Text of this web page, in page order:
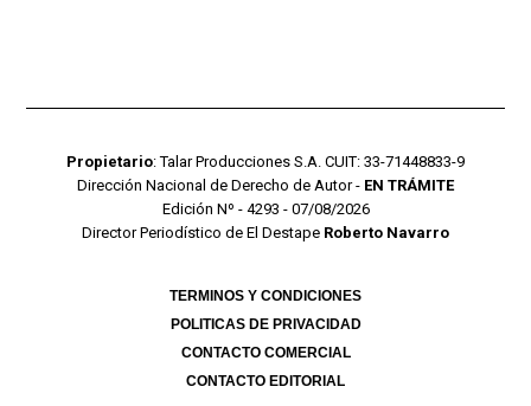
Propietario: Talar Producciones S.A. CUIT: 33-71448833-9
Dirección Nacional de Derecho de Autor - EN TRÁMITE
Edición Nº - 4293 - 07/08/2026
Director Periodístico de El Destape Roberto Navarro
TERMINOS Y CONDICIONES
POLITICAS DE PRIVACIDAD
CONTACTO COMERCIAL
CONTACTO EDITORIAL